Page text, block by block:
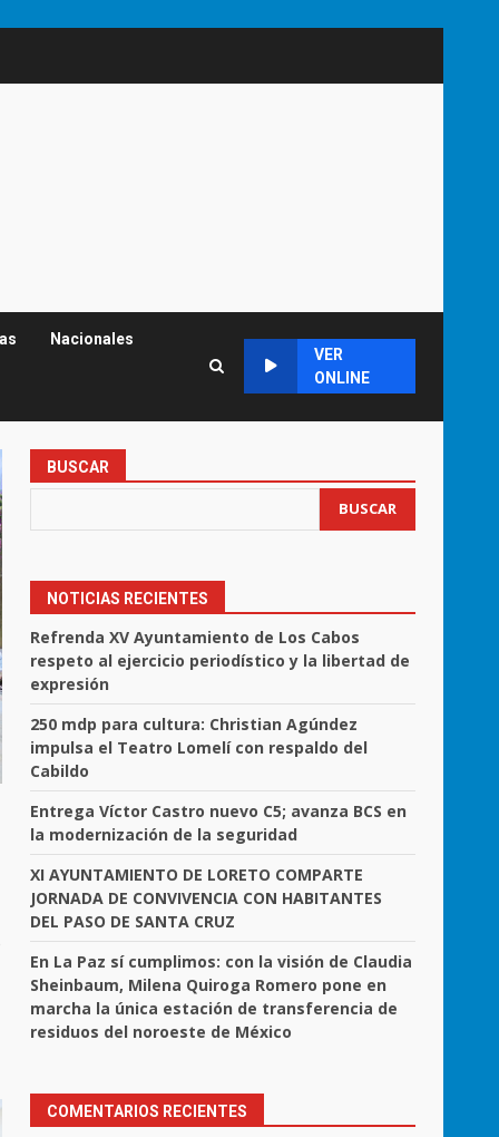
Nacionales
VER
ONLINE
BUSCAR
BUSCAR
NOTICIAS RECIENTES
Refrenda XV Ayuntamiento de Los Cabos
respeto al ejercicio periodístico y la libertad de
expresión
250 mdp para cultura: Christian Agúndez
impulsa el Teatro Lomelí con respaldo del
Cabildo
Entrega Víctor Castro nuevo C5; avanza BCS en
la modernización de la seguridad
XI AYUNTAMIENTO DE LORETO COMPARTE
JORNADA DE CONVIVENCIA CON HABITANTES
DEL PASO DE SANTA CRUZ
En La Paz sí cumplimos: con la visión de Claudia
Sheinbaum, Milena Quiroga Romero pone en
marcha la única estación de transferencia de
residuos del noroeste de México
COMENTARIOS RECIENTES